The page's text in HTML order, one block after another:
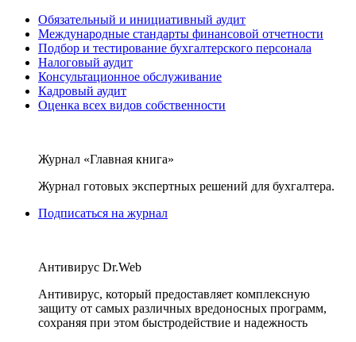
Обязательный и инициативный аудит
Международные стандарты финансовой отчетности
Подбор и тестирование бухгалтерского персонала
Налоговый аудит
Консультационное обслуживание
Кадровый аудит
Оценка всех видов собственности
Журнал «Главная книга»
Журнал готовых экспертных решений для бухгалтера.
Подписаться на журнал
Антивирус Dr.Web
Антивирус, который предоставляет комплексную
защиту от самых различных вредоносных программ,
сохраняя при этом быстродействие и надежность